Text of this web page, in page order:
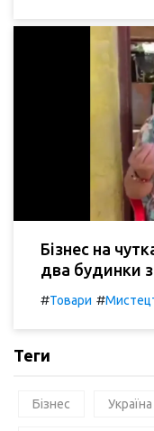
Бізнес на
два будинки
#Товари #
Теги
Бізнес Україна